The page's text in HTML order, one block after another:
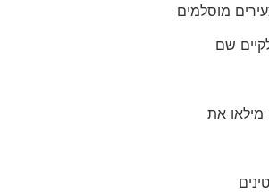
מוסלמים
שם
מילאו את